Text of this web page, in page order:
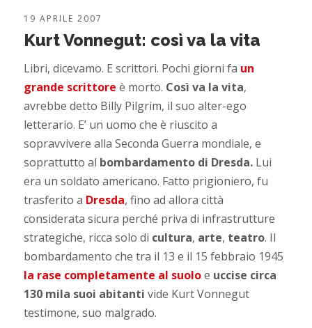
19 APRILE 2007
Kurt Vonnegut: così va la vita
Libri, dicevamo. E scrittori. Pochi giorni fa un
grande scrittore è morto. Così va la vita,
avrebbe detto Billy Pilgrim, il suo alter-ego
letterario. E’ un uomo che è riuscito a
sopravvivere alla Seconda Guerra mondiale, e
soprattutto al bombardamento di Dresda. Lui
era un soldato americano. Fatto prigioniero, fu
trasferito a Dresda, fino ad allora città
considerata sicura perché priva di infrastrutture
strategiche, ricca solo di cultura, arte, teatro. Il
bombardamento che tra il 13 e il 15 febbraio 1945
la rase completamente al suolo e uccise circa
130 mila suoi abitantivide Kurt Vonnegut
testimone, suo malgrado.